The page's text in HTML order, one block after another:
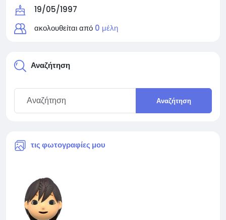
19/05/1997
ακολουθείται από 0 μέλη
Αναζήτηση
Αναζήτηση
τις φωτογραφίες μου